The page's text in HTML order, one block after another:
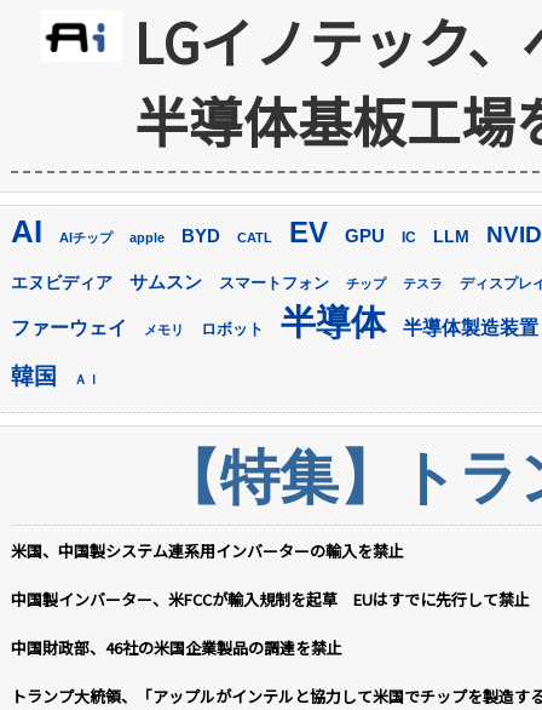
LGイノテック
半導体基板工場
AI AIチップ apple BYD CATL EV GPU IC LLM
エヌビディア サムスン スマートフォン チップ テスラ ディスプレ
ファーウェイ メモリ ロボット 半導体 半導体製造装置
韓国 ＡＩ
【特集】ト
米国、中国製システム連系用インバーターの輸入を禁止
中国製インバーター、米FCCが輸入規制を起草 EUはすでに先行して禁止
中国財政部、46社の米国企業製品の調達を禁止
トランプ大統領、「アップルがインテルと協力して米国でチップを製造す